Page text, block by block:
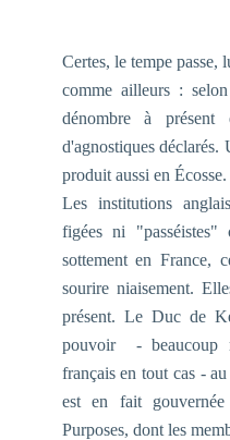
Certes, le tempe passe,
comme ailleurs :
dénombre à présent
d'agnostiques déclarés.
produit aussi en Écosse.
Les institutions
figées ni
sottement en France,
sourire niaisement.
présent. Le Duc de
pouvoir - beaucoup
français en tout cas -
est en fait
Purposes, dont les